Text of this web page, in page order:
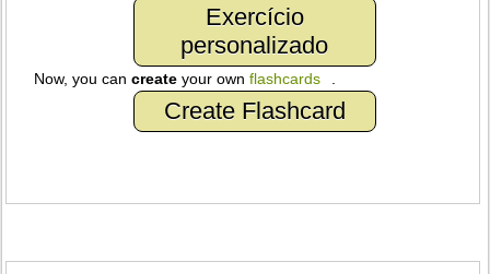
Exercício
personalizado
Now, you cancreate your ownflashcards .
Create Flashcard